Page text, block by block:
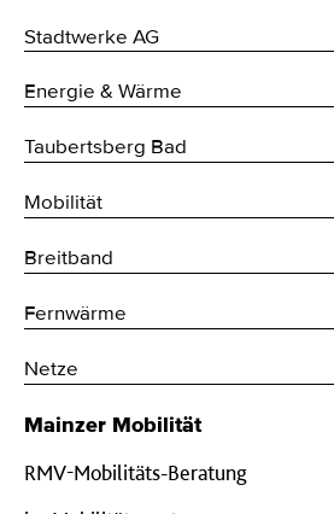
Stadtwerke AG
Energie & Wärme
Taubertsberg Bad
Mobilität
Breitband
Fernwärme
Netze
Mainzer Mobilität
RMV-Mobilitäts-Beratung